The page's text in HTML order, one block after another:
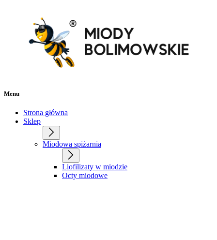
Menu
Strona główna
Sklep
Miodowa spiżarnia
Liofilizaty w miodzie
Octy miodowe